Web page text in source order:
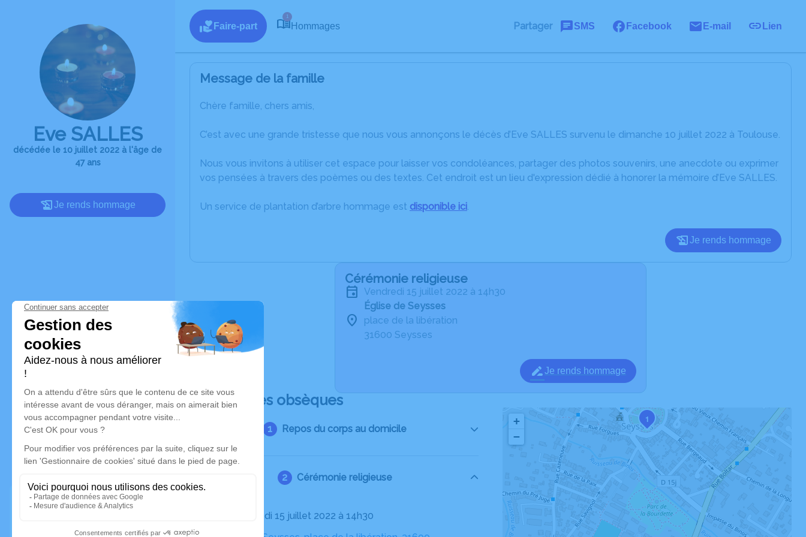
Eve SALLES
décédée le 10 juillet 2022 à l'âge de
47 ans
Je rends hommage
Faire-part
1
Hommages Partager SMS Facebook E-mail Lien
Message de la famille
Chère famille, chers amis,
C’est avec une grande tristesse que nous vous annonçons le décès d’Eve SALLES survenu le dimanche 10 juillet 2022 à Toulouse.
Nous vous invitons à utiliser cet espace pour laisser vos condoléances, partager des photos souvenirs, une anecdote ou exprimer
vos pensées à travers des poèmes ou des textes. Cet endroit est un lieu d'expression dédié à honorer la mémoire d’Eve SALLES.
Un service de plantation d’arbre hommage est disponible ici.
Je rends hommage
Cérémonie religieuse
vendredi 15 juillet 2022 à 14h30
Église de Seysses
place de la libération
31600 Seysses
Je rends hommage
Déroulé des obsèques
Repos du corps au domicile
Cérémonie religieuse
Le vendredi 15 juillet 2022 à 14h30
1
+
−